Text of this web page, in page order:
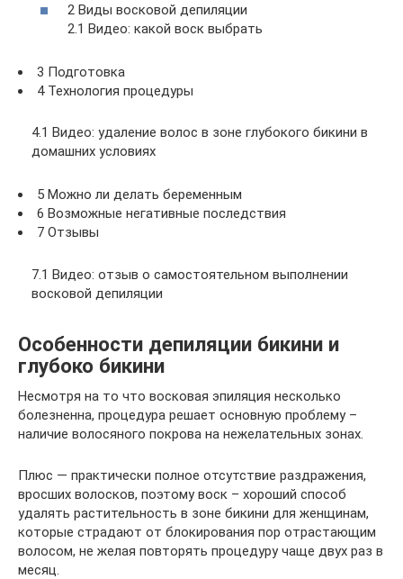
2 Виды восковой депиляции
2.1 Видео: какой воск выбрать
3 Подготовка
4 Технология процедуры
4.1 Видео: удаление волос в зоне глубокого бикини в
домашних условиях
5 Можно ли делать беременным
6 Возможные негативные последствия
7 Отзывы
7.1 Видео: отзыв о самостоятельном выполнении
восковой депиляции
Особенности депиляции бикини и
глубоко бикини
Несмотря на то что восковая эпиляция несколько
болезненна, процедура решает основную проблему –
наличие волосяного покрова на нежелательных зонах.
Плюс — практически полное отсутствие раздражения,
вросших волосков, поэтому воск – хороший способ
удалять растительность в зоне бикини для женщинам,
которые страдают от блокирования пор отрастающим
волосом, не желая повторять процедуру чаще двух раз в
месяц.